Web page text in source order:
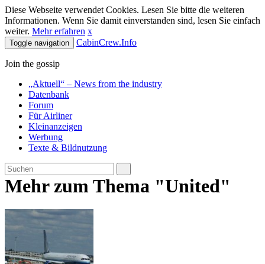
Diese Webseite verwendet Cookies. Lesen Sie bitte die weiteren
Informationen. Wenn Sie damit einverstanden sind, lesen Sie einfach
weiter. Mehr erfahren x
Toggle navigation CabinCrew.Info
Join the gossip
„Aktuell“ – News from the industry
Datenbank
Forum
Für Airliner
Kleinanzeigen
Werbung
Texte & Bildnutzung
Mehr zum Thema "United"